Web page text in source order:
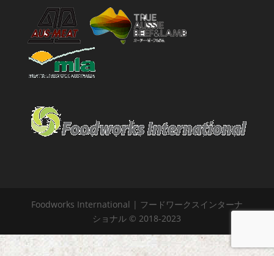
Foodworks International | フードワークスインターナ
ショナル © 2018-2023